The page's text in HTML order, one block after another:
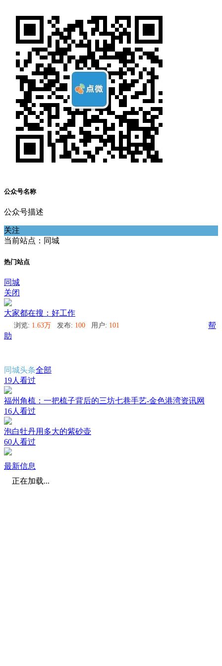
公众号名称
公众号描述
关注
当前站点：同城
热门站点
同城
关闭
大家都在搜：好工作
浏览: 1.63万 发布: 100 用户: 101
帮
助
同城头条全部
19人看过
福州角梳：一把梳子背后的三坊七巷手艺-金色港湾资讯网
16人看过
泡白牡丹用多大的紫砂壶
60人看过
最新信息
正在加载...